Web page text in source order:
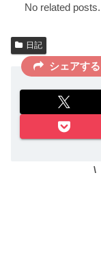
No related posts.
日記
シェアする